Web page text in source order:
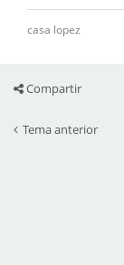
casa lopez
Compartir
Tema anterior